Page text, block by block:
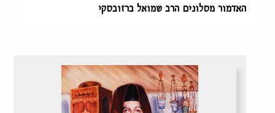
האדמור מסלונים הרב שמואל ברזובסקי